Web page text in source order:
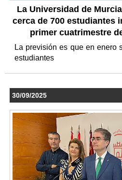
La Universidad de
cerca de 700 estudiantes
primer cuatrimestre
La previsión es que en enero
estudiantes
30/09/2025